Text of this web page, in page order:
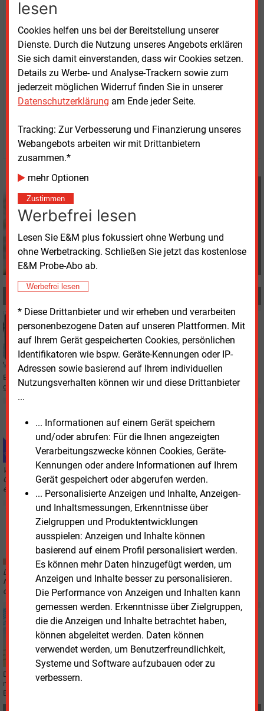
lesen
Cookies helfen uns bei der Bereitstellung unserer
Dienste. Durch die Nutzung unseres Angebots erklären
Sie sich damit einverstanden, dass wir Cookies setzen.
Details zu Werbe- und Analyse-Trackern sowie zum
jederzeit möglichen Widerruf finden Sie in unserer
Datenschutzerklärung am Ende jeder Seite.
Tracking: Zur Verbesserung und Finanzierung unseres
Webangebots arbeiten wir mit Drittanbietern
zusammen.*
mehr Optionen
Zustimmen
Werbefrei lesen
Lesen Sie E&M plus fokussiert ohne Werbung und
ohne Werbetracking. Schließen Sie jetzt das kostenlose
E&M Probe-Abo ab.
Werbefrei lesen
* Diese Drittanbieter und wir erheben und verarbeiten
personenbezogene Daten auf unseren Plattformen. Mit
auf Ihrem Gerät gespeicherten Cookies, persönlichen
Identifikatoren wie bspw. Geräte-Kennungen oder IP-
Adressen sowie basierend auf Ihrem individuellen
Nutzungsverhalten können wir und diese Drittanbieter
...
... Informationen auf einem Gerät speichern
und/oder abrufen: Für die Ihnen angezeigten
Verarbeitungszwecke können Cookies, Geräte-
Kennungen oder andere Informationen auf Ihrem
Gerät gespeichert oder abgerufen werden.
... Personalisierte Anzeigen und Inhalte, Anzeigen-
und Inhaltsmessungen, Erkenntnisse über
Zielgruppen und Produktentwicklungen
ausspielen: Anzeigen und Inhalte können
basierend auf einem Profil personalisiert werden.
Es können mehr Daten hinzugefügt werden, um
Anzeigen und Inhalte besser zu personalisieren.
Die Performance von Anzeigen und Inhalten kann
gemessen werden. Erkenntnisse über Zielgruppen,
die die Anzeigen und Inhalte betrachtet haben,
können abgeleitet werden. Daten können
verwendet werden, um Benutzerfreundlichkeit,
Systeme und Software aufzubauen oder zu
verbessern.
Energielösungen wie Power Purchase Agreements
(PPA), Risikomanagement und die Vermarktung von
Flexibilitäten aus Kundenanlagen spezialisiert.
Dienstag, 17.12.2024, 12:17 Uhr
© 2026 Energie & Management GmbH
BILANZ
Engie steigert Gewinn im ersten Quartal
Engie hat den Gewinn im ersten Quartal dank seines Infrastrukturgeschäfts
gesteigert.
AUS DER AKTUELLEN AUSGABE
Der Streit um die „Kundenanlage“ aus juristischer
Sicht
Welche Konsequenzen das Urteil des Europäischen Gerichtshofs für das
Geschäftsmodell der „Kundenanlage“ nach deutschem Recht hat,
erläuert Rechtsanwältin Liane Thau*.
Donnerstag, 20.02.2025, 09:00
AUS DER AKTUELLEN AUSGABE
Risikoaufschlag nach Urteil zur Kundenanlage
Der EuGH hat eine bestimmte Objektversorgung in Zwickau praktisch der
Netzregulierung unterworfen. Christoph Zeis von der EDG glaubt gleichwohl,
dass das Energiecontracting weitergeht.
PERSONALIE
Doppelspitze beim Energieversorger GSW
Die Gemeinschaftsstadtwerke Kamen, Bönen, Bergkamen haben einen
neuen Geschäftsführer. Alexander Loipfinger wird gemeinsam mit Jochen
Baudrexl die GSW leiten, ab 2026 allein übernehmen.